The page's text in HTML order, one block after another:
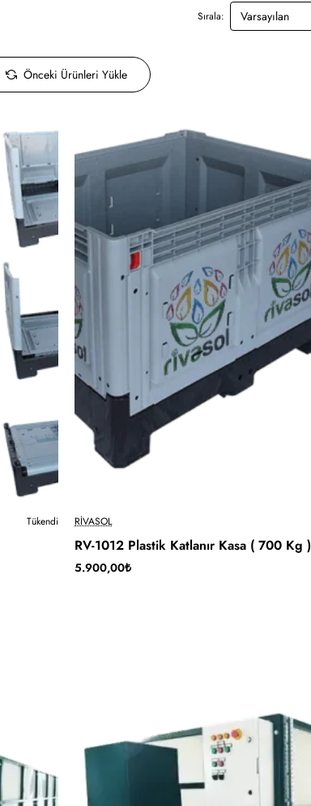
Sırala:
Önceki Ürünleri Yükle
Tükendi
Tükendi
RIVASOL
RV-1012 Plastik Katlanır Kasa ( 700 Kg )
5.900,00₺